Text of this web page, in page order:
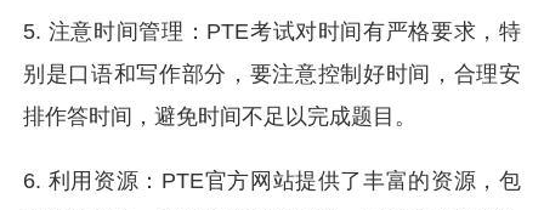
5. 注意时间管理：PTE考试对时间有严格要求，特
别是口语和写作部分，要注意控制好时间，合理安
排作答时间，避免时间不足以完成题目。
6. 利用资源：PTE官方网站提供了丰富的资源，包